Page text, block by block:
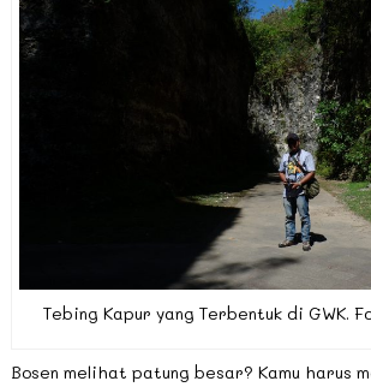
Tebing Kapur yang Terbentuk di GWK.
Bosen melihat patung besar? Kamu harus